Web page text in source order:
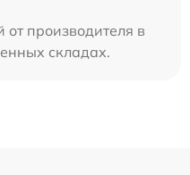
от производителя в
складах.